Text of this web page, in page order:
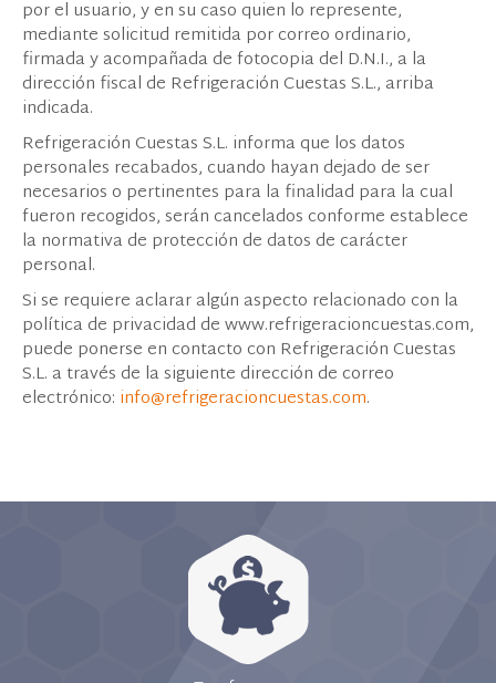
por el usuario, y en su caso quien lo represente,
mediante solicitud remitida por correo ordinario,
firmada y acompañada de fotocopia del D.N.I., a la
dirección fiscal de Refrigeración Cuestas S.L., arriba
indicada.
Refrigeración Cuestas S.L. informa que los datos
personales recabados, cuando hayan dejado de ser
necesarios o pertinentes para la finalidad para la cual
fueron recogidos, serán cancelados conforme establece
la normativa de protección de datos de carácter
personal.
Si se requiere aclarar algún aspecto relacionado con la
política de privacidad de www.refrigeracioncuestas.com,
puede ponerse en contacto con Refrigeración Cuestas
S.L. a través de la siguiente dirección de correo
electrónico: info@refrigeracioncuestas.com.